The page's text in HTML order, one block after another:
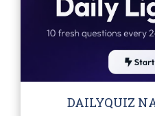
DAILYQUIZ